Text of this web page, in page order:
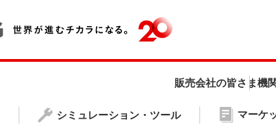
シミュレーション・ツール マーケ
販売会社の皆さま機